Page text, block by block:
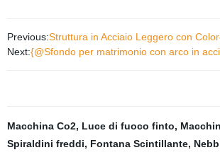
Previous:Struttura in Acciaio Leggero con
Next:{@Sfondo per matrimonio con arco in
Macchina Co2, Luce di fuoco finto,
Spiraldini freddi, Fontana Scintillante,